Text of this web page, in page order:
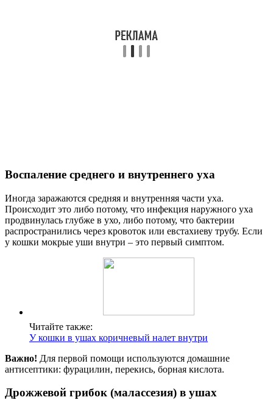
Воспаление среднего и внутреннего уха
Иногда заражаются средняя и внутренняя части уха.
Происходит это либо потому, что инфекция наружного уха
продвинулась глубже в ухо, либо потому, что бактерии
распространились через кровоток или евстахиеву трубу. Если
у кошки мокрые уши внутри – это первый симптом.
Читайте также:
У кошки в ушах коричневый налет внутри
Важно! Для первой помощи используются домашние
антисептики: фурацилин, перекись, борная кислота.
Дрожжевой грибок (малассезия) в ушах